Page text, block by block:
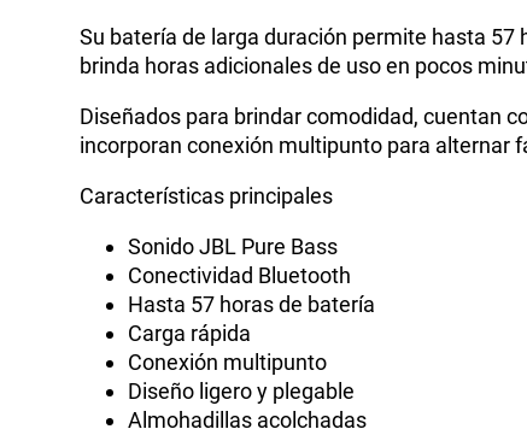
Su batería de larga duración permite hasta
brinda horas adicionales de uso en pocos
Diseñados para brindar comodidad, cuentan
incorporan conexión multipunto para alternar
Características principales
Sonido JBL Pure Bass
Conectividad Bluetooth
Hasta 57 horas de batería
Carga rápida
Conexión multipunto
Diseño ligero y plegable
Almohadillas acolchadas